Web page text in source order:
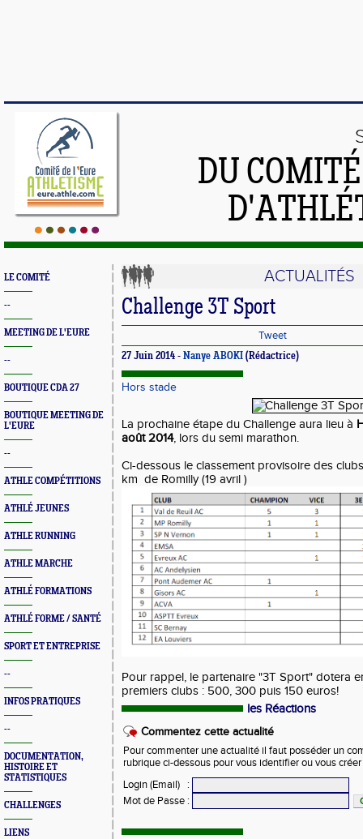
DU
LE COMITÉ
--
MEETING DE L'EURE
--
BOUTIQUE CDA 27
BOUTIQUE MEETING DE
L'EURE
--
ATHLE COMPÉTITIONS
ATHLÉ JEUNES
ATHLE RUNNING
ATHLE MARCHE
ATHLÉ FORMATIONS
ATHLÉ FORME / SANTÉ
SPORT ET ENTREPRISE
--
INFOS PRATIQUES
--
DOCUMENTATION,
HISTOIRE ET
STATISTIQUES
CHALLENGES
LIENS
ACTUALITÉS
Challenge 3T Sport
Tweet
27 Juin 2014 - Nanye ABOKI (Rédactrice)
Hors stade
La prochaine étape du Challenge aura lieu à
août 2014, lors du semi marathon.
Ci-dessous le classement provisoire des
km de Romilly (19 avril )
Pour rappel, le partenaire "3T Sport" dotera
premiers clubs : 500, 300 puis 150 euros!
les Réactions
Commentez cette actualité
Pour commenter une actualité il faut posséder un
rubrique ci-dessous pour vous identifier ou vous
Login (Email)
:
Mot de Passe :